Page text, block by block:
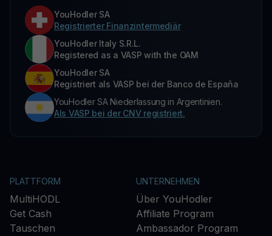
YouHodler SA
Registrierter Finanzintermediär
YouHodler Italy S.R.L.
Registered as a VASP with the OAM
YouHodler SA
Registriert als VASP bei der Banco de España
YouHodler SA Niederlassung in Argentinien.
Als VASP bei der CNV registriert.
PLATTFORM
MultiHODL
Get Cash
Tauschen
UNTERNEHMEN
Über YouHodler
Affiliate Program
Ambassador Program